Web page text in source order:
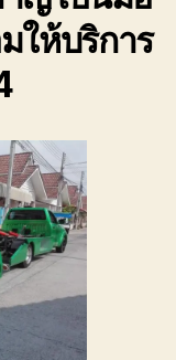
556-
6214
ราคา
ถูก
ให้บริการ